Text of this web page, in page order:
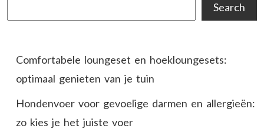
Search
Comfortabele loungeset en hoekloungesets:
optimaal genieten van je tuin
Hondenvoer voor gevoelige darmen en allergieën:
zo kies je het juiste voer